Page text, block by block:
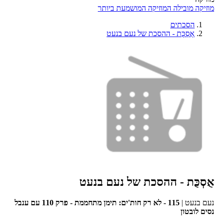
מוזיקה מובילה המוזיקה המושמעת ביותר
הסכתים
אֻסְכֻּת - ההסכת של נעם בנעט
אֻסְכֻּת - ההסכת של נעם בנעט
נעם בנעט |
115 - לא רק חות'ים: תימן מתחממת - פרק 110 עם ענבל
נסים לובטון